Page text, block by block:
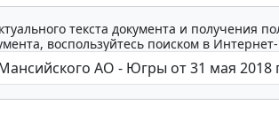
текста документа и получения
воспользуйтесь поиском в